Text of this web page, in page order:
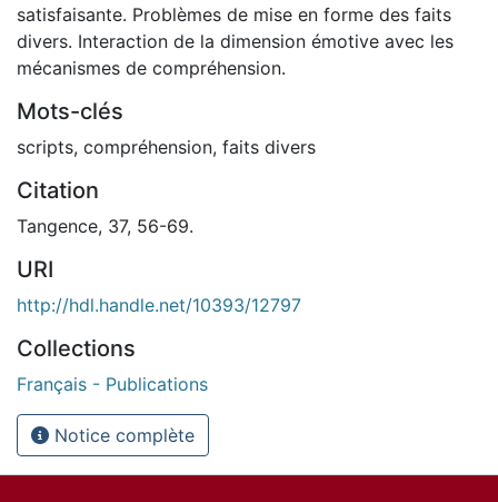
satisfaisante. Problèmes de mise en forme des faits
divers. Interaction de la dimension émotive avec les
mécanismes de compréhension.
Mots-clés
scripts, compréhension, faits divers
Citation
Tangence, 37, 56-69.
URI
http://hdl.handle.net/10393/12797
Collections
Français - Publications
Notice complète